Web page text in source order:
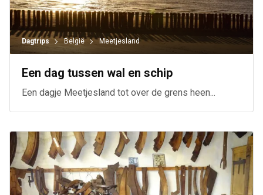
Dagtrips België Meetjesland
Een dag tussen wal en schip
Een dagje Meetjesland tot over de grens heen...